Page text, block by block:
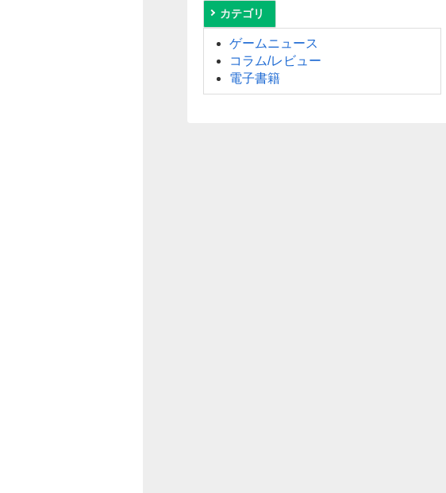
子狼に気に入られた男の転移物語～ 6巻」
「とあるおっさんのVRMMO活動記 34
巻」など
カテゴリ
ゲームニュース
コラム/レビュー
電子書籍